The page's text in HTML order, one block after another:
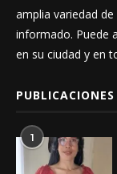
amplia variedad
informado. Puede
en su ciudad y en
1